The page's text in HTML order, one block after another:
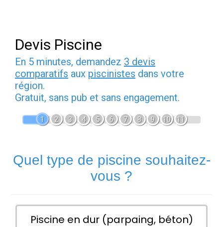
Devis Piscine
En 5 minutes, demandez 3 devis
comparatifs aux piscinistes dans votre
région.
Gratuit, sans pub et sans engagement.
1 2 3 4 5 6 7 8 9 10 11
Quel type de piscine souhaitez-
vous ?
Piscine en dur (parpaing, béton)